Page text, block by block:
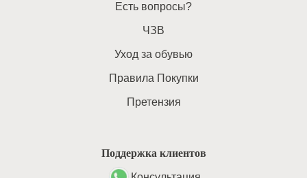
Есть вопросы?
ЧЗВ
Уход за обувью
Правила Покупки
Претензия
Поддержка клиентов